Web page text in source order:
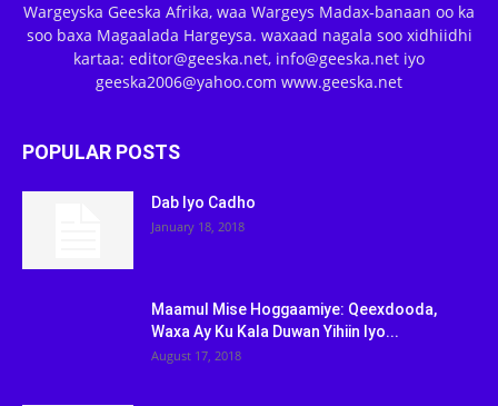
Wargeyska Geeska Afrika, waa Wargeys Madax-banaan oo ka
soo baxa Magaalada Hargeysa. waxaad nagala soo xidhiidhi
kartaa: editor@geeska.net, info@geeska.net iyo
geeska2006@yahoo.com www.geeska.net
POPULAR POSTS
Dab Iyo Cadho
January 18, 2018
Maamul Mise Hoggaamiye: Qeexdooda,
Waxa Ay Ku Kala Duwan Yihiin Iyo...
August 17, 2018